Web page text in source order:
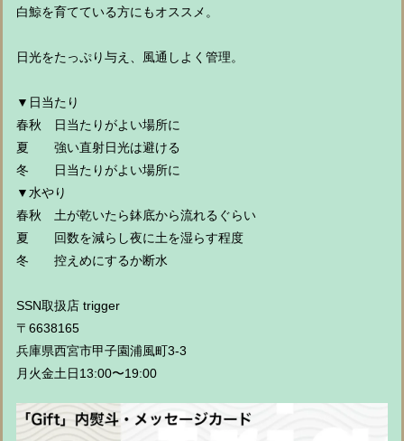
白鯨を育てている方にもオススメ。
日光をたっぷり与え、風通しよく管理。
▼日当たり
春秋 日当たりがよい場所に
夏 強い直射日光は避ける
冬 日当たりがよい場所に
▼水やり
春秋 土が乾いたら鉢底から流れるぐらい
夏 回数を減らし夜に土を湿らす程度
冬 控えめにするか断水
SSN取扱店 trigger
〒6638165
兵庫県西宮市甲子園浦風町3-3
月火金土日13:00〜19:00